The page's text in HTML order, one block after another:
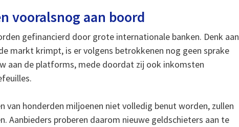
vooralsnog aan boord
gefinancierd door grote internationale banken. Denk aan
markt krimpt, is er volgens betrokkenen nog geen sprake
aan de platforms, mede doordat zij ook inkomsten
van honderden miljoenen niet volledig benut worden, zullen
Aanbieders proberen daarom nieuwe geldschieters aan te